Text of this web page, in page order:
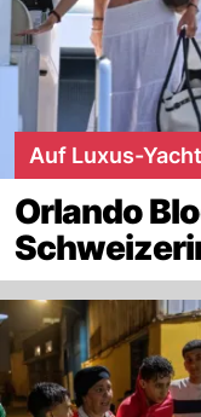
Auf Luxus-Yacht
Orlando